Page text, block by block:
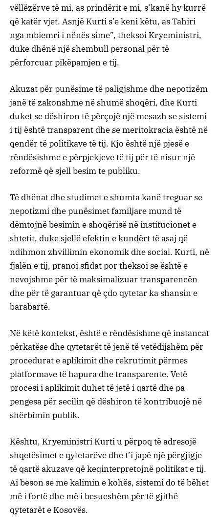
vëllëzërve të mi, as prindërit e mi, s’kanë hy kurrë
që katër vjet. Asnjë Kurti s’e keni këtu, as Tahiri
nga mbiemri i nënës sime”, theksoi Kryeministri,
duke dhënë një shembull personal për të
përforcuar pikëpamjen e tij.
Akuzat për punësime të paligjshme dhe nepotizëm
janë të zakonshme në shumë shoqëri, dhe Kurti
duket se dëshiron të përçojë një mesazh se sistemi
i tij është transparent dhe se meritokracia është në
qendër të politikave të tij. Kjo është një pjesë e
rëndësishme e përpjekjeve të tij për të nisur një
reformë që sjell besim te publiku.
Të dhënat dhe studimet e shumta kanë treguar se
nepotizmi dhe punësimet familjare mund të
dëmtojnë besimin e shoqërisë në institucionet e
shtetit, duke sjellë efektin e kundërt të asaj që
ndihmon zhvillimin ekonomik dhe social. Kurti, në
fjalën e tij, pranoi sfidat por theksoi se është e
nevojshme për të maksimalizuar transparencën
dhe për të garantuar që çdo qytetar ka shansin e
barabartë.
Në këtë kontekst, është e rëndësishme që instancat
përkatëse dhe qytetarët të jenë të vetëdijshëm për
procedurat e aplikimit dhe rekrutimit përmes
platformave të hapura dhe transparente. Vetë
procesi i aplikimit duhet të jetë i qartë dhe pa
pengesa për secilin që dëshiron të kontribuojë në
shërbimin publik.
Kështu, Kryeministri Kurti u përpoq të adresojë
shqetësimet e qytetarëve dhe t’i japë një përgjigje
të qartë akuzave që keqinterpretojnë politikat e tij.
Ai beson se me kalimin e kohës, sistemi do të bëhet
më i fortë dhe më i besueshëm për të gjithë
qytetarët e Kosovës.